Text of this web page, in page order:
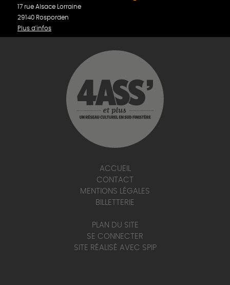
17 rue Alsace Lorraine
29140 Rosporden
Plus d'infos
ACCUEIL
CONTACT
MENTIONS LÉGALES
BILLETTERIE
PLAN DU SITE
SE CONNECTER
SITE RÉALISÉ AVEC SPIP